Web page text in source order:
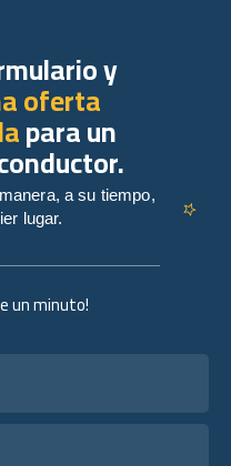
un minuto!
y
oferta
para un
a su tiempo,
lugar.